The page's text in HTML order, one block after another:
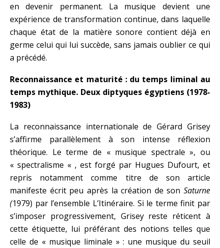
en devenir permanent. La musique devient une
expérience de transformation continue, dans laquelle
chaque état de la matière sonore contient déjà en
germe celui qui lui succède, sans jamais oublier ce qui
a précédé.
Reconnaissance et maturité : du temps liminal au
temps mythique. Deux diptyques égyptiens (1978-
1983)
La reconnaissance internationale de Gérard Grisey
s’affirme parallèlement à son intense réflexion
théorique. Le terme de « musique spectrale », ou
« spectralisme « , est forgé par Hugues Dufourt, et
repris notamment comme titre de son article
manifeste écrit peu après la création de son Saturne
(1979) par l’ensemble L’Itinéraire. Si le terme finit par
s’imposer progressivement, Grisey reste réticent à
cette étiquette, lui préférant des notions telles que
celle de « musique liminale » : une musique du seuil